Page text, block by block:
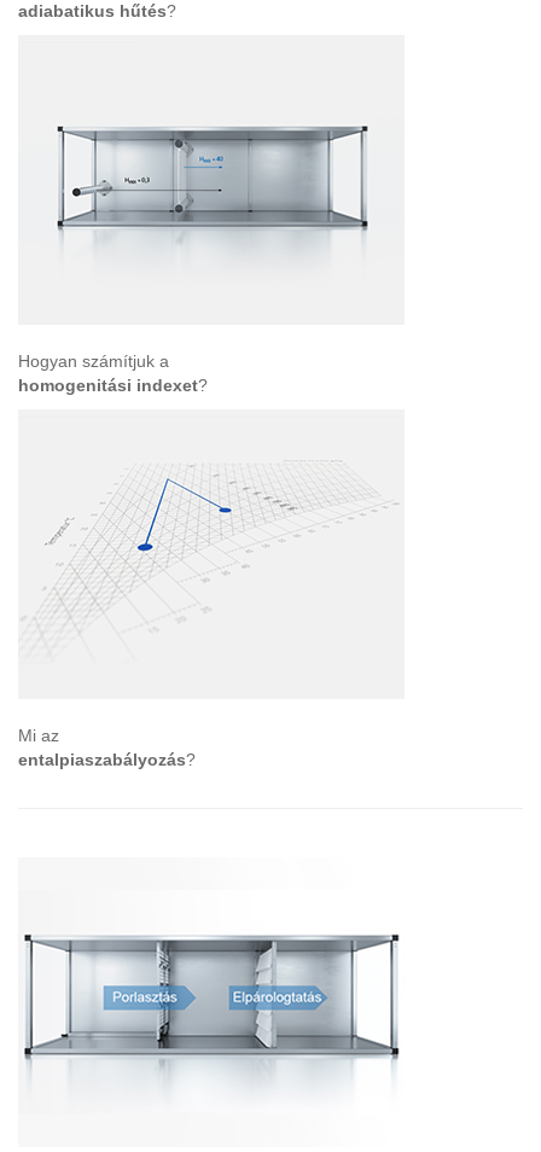
adiabatikus hűtés?
Hogyan számítjuk a
homogenitási indexet?
Mi az
entalpiaszabályozás?